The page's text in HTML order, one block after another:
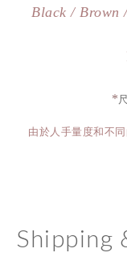
Black / Brown
*
由於人手量度和不
Shipping